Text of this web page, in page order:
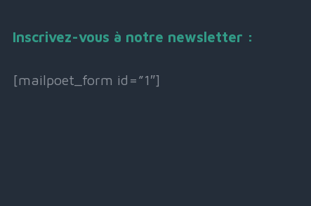
Inscrivez-vous à notre newsletter :
[mailpoet_form id=”1″]